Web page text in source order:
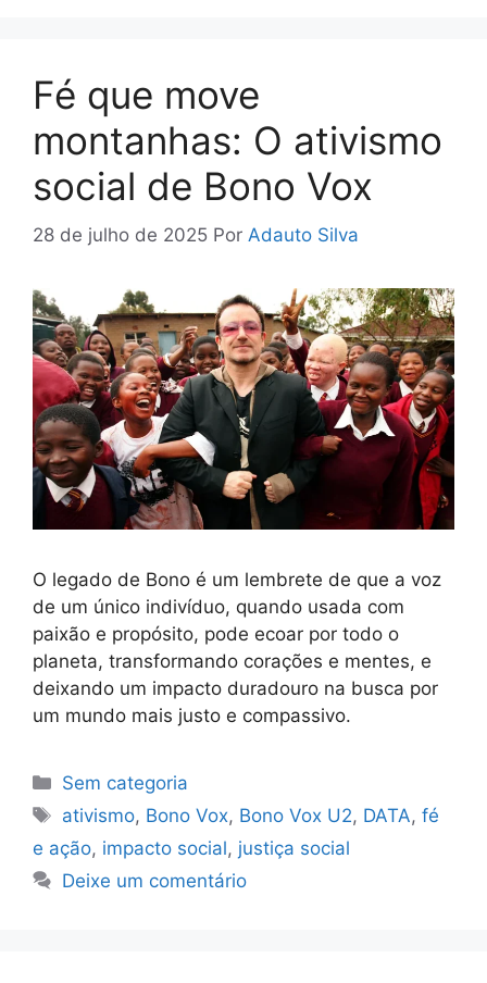
Fé que move
montanhas: O ativismo
social de Bono Vox
28 de julho de 2025 Por Adauto Silva
O legado de Bono é um lembrete de que a voz
de um único indivíduo, quando usada com
paixão e propósito, pode ecoar por todo o
planeta, transformando corações e mentes, e
deixando um impacto duradouro na busca por
um mundo mais justo e compassivo.
Categorias
Sem categoria
Tags
ativismo, Bono Vox, Bono Vox U2, DATA,fé
e ação, impacto social, justiça social
Deixe um comentário